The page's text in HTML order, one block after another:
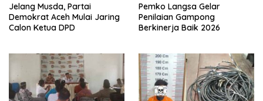
Jelang Musda, Partai
Demokrat Aceh Mulai Jaring
Calon Ketua DPD
Pemko Langsa Gelar
Penilaian Gampong
Berkinerja Baik 2026